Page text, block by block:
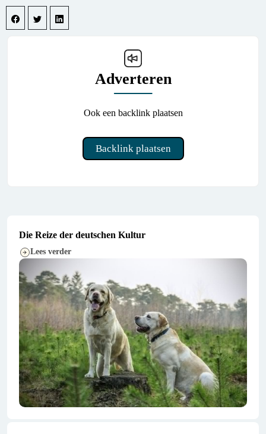
Adverteren
Ook een backlink plaatsen
Backlink plaatsen
Die Reize der deutschen Kultur
Lees verder